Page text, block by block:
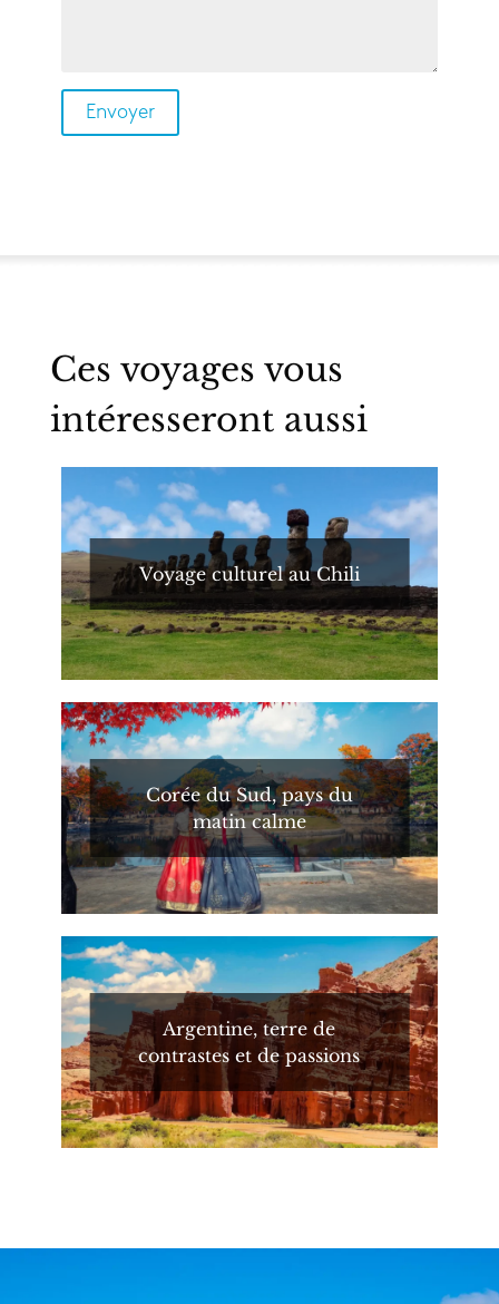
Ces voyages vous
intéresseront aussi
Voyage culturel au Chili
Corée du Sud, pays du
matin calme
Argentine, terre de
contrastes et de passions